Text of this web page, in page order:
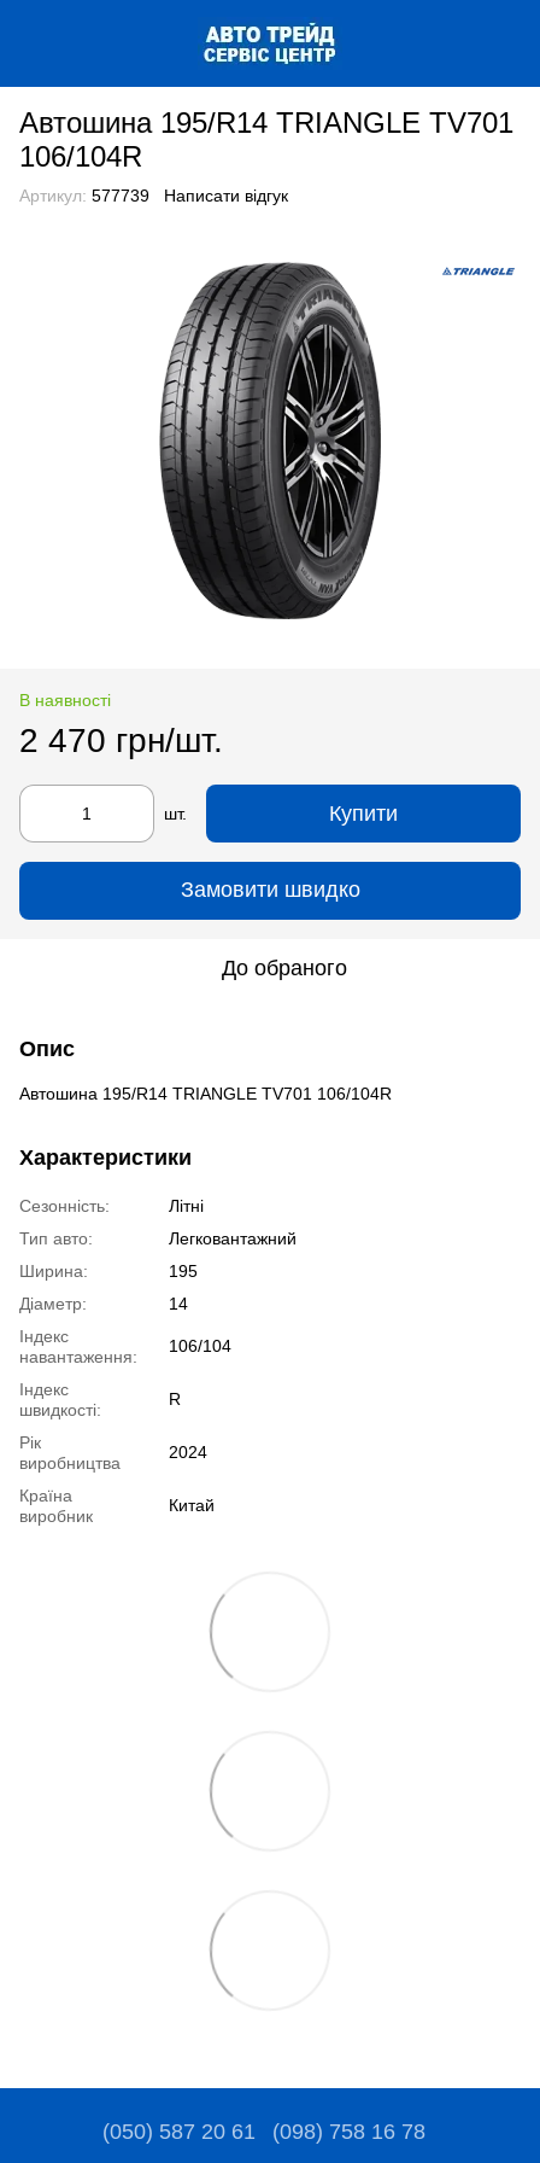
Автошина 195/R14 TRIANGLE TV701
106/104R
Артикул: 577739 Написати відгук
В наявності
2 470 грн/шт.
шт. Купити
Замовити швидко
До обраного
Опис
Автошина 195/R14 TRIANGLE TV701 106/104R
Характеристики
Сезонність:
Літні
Тип авто:
Легковантажний
Ширина:
195
Діаметр:
14
Індекс
навантаження:
106/104
Індекс
швидкості:
R
Рік
виробництва
2024
Країна
виробник
Китай
(050) 587 20 61 (098) 758 16 78